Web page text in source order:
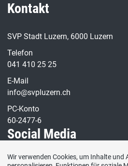
Kontakt
SVP Stadt Luzern, 6000 Luzern
Telefon
041 410 25 25
E-Mail
info@svpluzern.ch
PC-Konto
60-2477-6
Social Media
Besuchen Sie uns bei:
Wir verwenden Cookies, um Inhalte und